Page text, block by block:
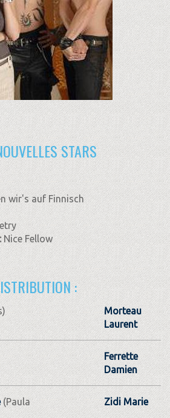
STARS
wir's auf Finnisch
Nice Fellow
:
Morteau
Laurent
Ferrette
Damien
(Paula
Zidi Marie